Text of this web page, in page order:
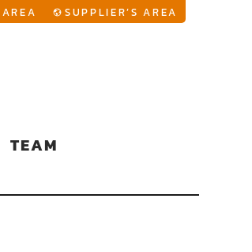
SUPPLIER’S AREA
TEAM